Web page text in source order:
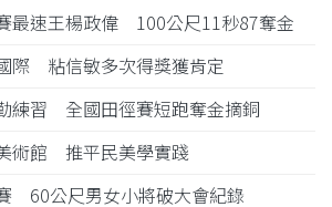
最速王楊政偉 100公尺11秒87奪金
際 粘信敏多次得獎獲肯定
練習 全國田徑賽短跑奪金摘銅
術館 推平民美學實踐
60公尺男女小將破大會紀錄